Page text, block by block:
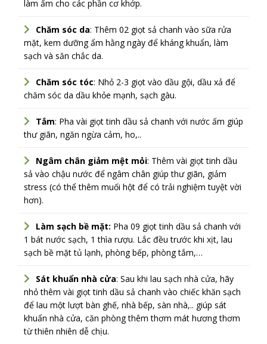
làm ấm cho các phần cơ khớp.
Chăm sóc da: Thêm 02 giọt sả chanh vào sữa rửa
mặt, kem dưỡng ẩm hằng ngày để kháng khuẩn, làm
sạch và săn chắc da.
Chăm sóc tóc: Nhỏ 2-3 giọt vào dầu gội, dầu xả để
chăm sóc da dầu khỏe mạnh, sạch gàu.
Tắm: Pha vài giọt tinh dầu sả chanh với nước ấm giúp
thư giãn, ngăn ngừa cảm, ho,..
Ngâm chân giảm mệt mỏi: Thêm vài giọt tinh dầu
sả vào chậu nước để ngâm chân giúp thư giãn, giảm
stress (có thể thêm muối hột để có trải nghiệm tuyệt vời
hơn).
Làm sạch bề mặt: Pha 09 giọt tinh dầu sả chanh với
1 bát nước sạch, 1 thìa rượu. Lắc đều trước khi xịt, lau
sạch bề mặt tủ lạnh, phòng bếp, phòng tắm,…
Sát khuẩn nhà cửa: Sau khi lau sạch nhà cửa, hãy
nhỏ thêm vài giọt tinh dầu sả chanh vào chiếc khăn sạch
để lau một lượt bàn ghế, nhà bếp, sàn nhà,.. giúp sát
khuẩn nhà cửa, căn phòng thêm thơm mát hương thơm
từ thiên nhiên dễ chịu.